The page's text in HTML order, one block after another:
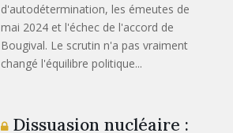
d'autodétermination, les émeutes de
mai 2024 et l'échec de l'accord de
Bougival. Le scrutin n'a pas vraiment
changé l'équilibre politique...
Dissuasion nucléaire :